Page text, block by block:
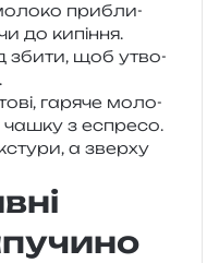
моло­ко при­бли­
до кипі­н­ня.
збити, щоб утво­
гаря­че моло­
чашку з еспре­со.
а звер­ху